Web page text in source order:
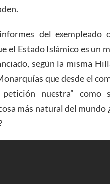
del exempleado
el Estado Islámico es un
según la misma
que desde el
nuestra” como
más natural del mundo